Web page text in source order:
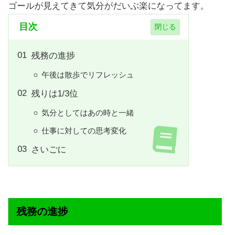
ゴールが見えてきて気分がだいぶ楽になってます。
目次
残務の進捗
午後は散歩でリフレッシュ
残りは1/3位
気分としてはあの時と一緒
仕事に対しての思考変化
さいごに
残務の進捗